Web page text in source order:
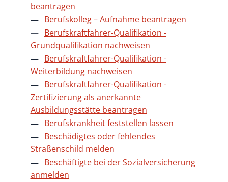
beantragen
Berufskolleg – Aufnahme beantragen
Berufskraftfahrer-Qualifikation -
Grundqualifikation nachweisen
Berufskraftfahrer-Qualifikation -
Weiterbildung nachweisen
Berufskraftfahrer-Qualifikation -
Zertifizierung als anerkannte
Ausbildungsstätte beantragen
Berufskrankheit feststellen lassen
Beschädigtes oder fehlendes
Straßenschild melden
Beschäftigte bei der Sozialversicherung
anmelden